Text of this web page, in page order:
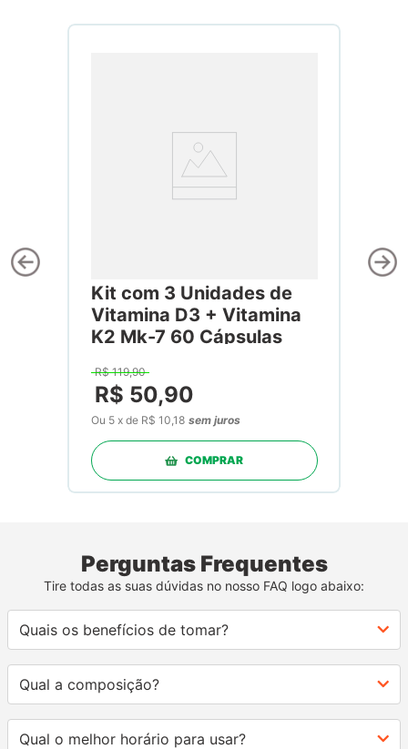
Kit com 3 Unidades de
Vitamina D3 + Vitamina
K2 Mk-7 60 Cápsulas
R$ 119,90
R$ 50,90
Ou 5 xde R$ 10,18 sem juros
COMPRAR
Perguntas Frequentes
Tire todas as suas dúvidas no nosso FAQ logo abaixo:
Quais os benefícios de tomar?
Qual a composição?
Qual o melhor horário para usar?